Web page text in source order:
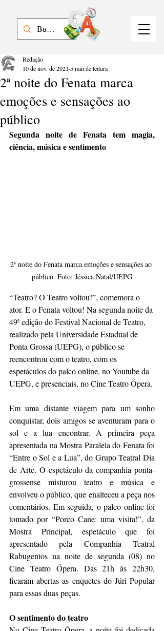
2ª noite do Fenata marca
emoções e sensações ao
público
Redação
10 de nov. de 2021 5 min de leitura
Segunda noite de Fenata tem magia,
ciência, música e sentimento
2ª noite do Fenata marca emoções e sensações ao
público. Foto: Jéssica Natal/UEPG
“Teatro? O Teatro voltou!”, comemora o
ator. E o Fenata voltou! Na segunda noite da
49ª edição do Festival Nacional de Teatro,
realizado pela Universidade Estadual de
Ponta Grossa (UEPG), o público se
reencontrou com o teatro, com os
espetáculos do palco online, no Youtube da
UEPG, e presenciais, no Cine Teatro Ópera.
Em uma distante viagem para um sonho
conquistar, dois amigos se aventuram para o
sol e a lua encontrar. A primeira peça
apresentada na Mostra Paralela do Fenata foi
“Entre o Sol e a Lua”, do Grupo Teatral Dia
de Arte. O espetáculo da companhia ponta-
grossense misturou teatro e música e
envolveu o público, que enalteceu a peça nos
comentários. Em seguida, o palco online foi
tomado por “Porco Cane: uma visita!”, da
Mostra Principal, espetáculo que foi
apresentado pela Companhia Teatral
Rabugentos na noite de segunda (08) no
Cine Teatro Ópera. Das 21h às 22h30,
ficaram abertas as enquetes do Júri Popular
para essas duas peças.
O sentimento do teatro